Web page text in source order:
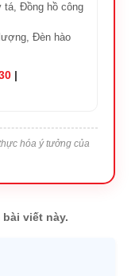
tá, Đồng hồ công
Đèn hào
|
hóa ý tưởng của
viết này.